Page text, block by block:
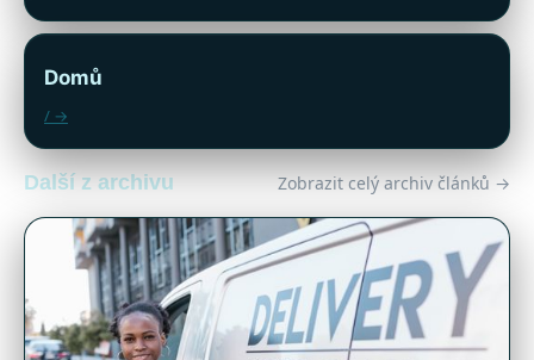
Domů
/ →
Další z archivu Zobrazit celý archiv článků →